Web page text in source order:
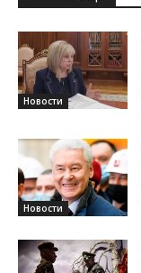
Новости
Новости